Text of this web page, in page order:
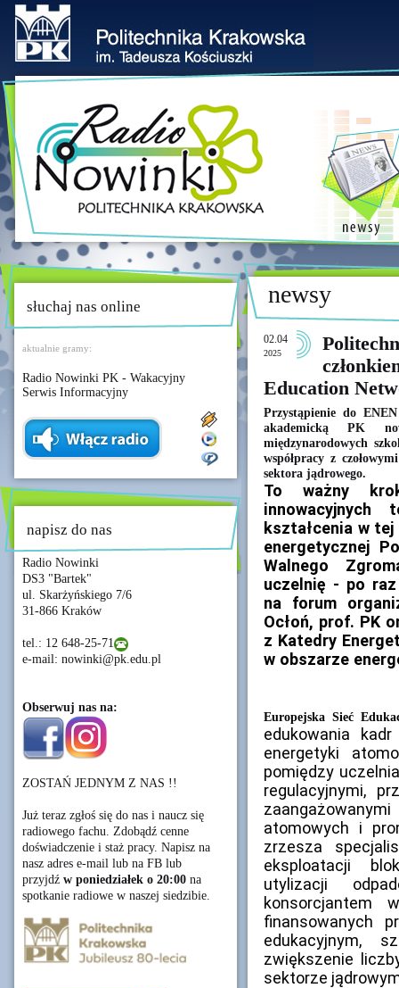
słuchaj nas online
aktualnie gramy:
Radio Nowinki PK - Wakacyjny
Serwis Informacyjny
napisz do nas
Radio Nowinki
DS3 "Bartek"
ul. Skarżyńskiego 7/6
31-866 Kraków
tel.: 12 648-25-71
e-mail: nowinki@pk.edu.pl
Obserwuj nas na:
ZOSTAŃ JEDNYM Z NAS !!
Już teraz zgłoś się do nas i naucz się
radiowego fachu. Zdobądź cenne
doświadczenie i staż pracy. Napisz na
nasz adres e-mail lub na FB lub
przyjdź w poniedziałek o 20:00 na
spotkanie radiowe w naszej siedzibie.
newsy
02.04
2025
Education
Przystąpienie do
akademicką PK
międzynarodowych
współpracy z
sektora jądrowego.
To ważny
innowacyjnych
kształcenia w
energetycznej
Walnego
uczelnię - po
na forum
Ocłoń, prof. PK
z Katedry
w obszarze
Europejska Sieć
edukowania
energetyki
pomiędzy
regulacyjnymi,
atomowych i
zrzesza
eksploatacji
utylizacji
konsorcjantem
finansowanych
edukacyjnym,
zwiększenie
sektorze